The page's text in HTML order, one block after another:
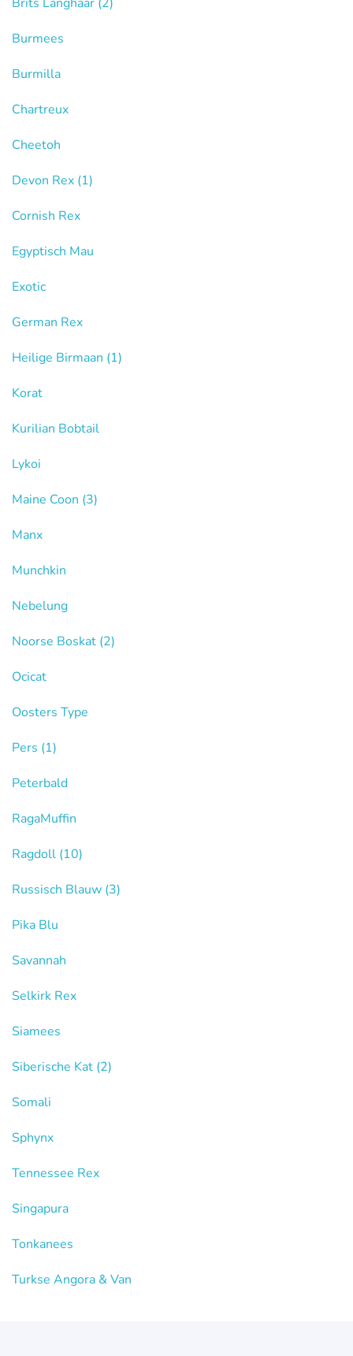
Burmees
Burmilla
Chartreux
Cheetoh
Devon Rex (1)
Cornish Rex
Egyptisch Mau
Exotic
German Rex
Heilige Birmaan (1)
Korat
Kurilian Bobtail
Lykoi
Maine Coon (3)
Manx
Munchkin
Nebelung
Noorse Boskat (2)
Ocicat
Oosters Type
Pers (1)
Peterbald
RagaMuffin
Ragdoll (10)
Russisch Blauw (3)
Pika Blu
Savannah
Selkirk Rex
Siamees
Siberische Kat (2)
Somali
Sphynx
Tennessee Rex
Singapura
Tonkanees
Turkse Angora & Van